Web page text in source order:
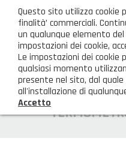
HOME
Questo sito utilizza cookie
finalità’ commerciali.
un qualunque elemento
impostazioni dei cookie,
Le impostazioni dei cookie
qualsiasi momento
presente nel sito, dal quale
all'installazione di
Accetto